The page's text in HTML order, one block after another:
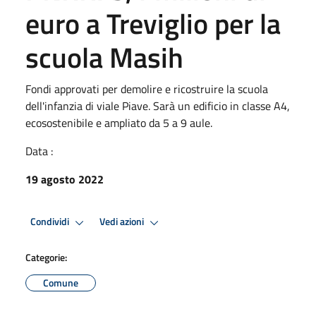
euro a Treviglio per la
scuola Masih
Fondi approvati per demolire e ricostruire la scuola
dell'infanzia di viale Piave. Sarà un edificio in classe A4,
ecosostenibile e ampliato da 5 a 9 aule.
Data :
19 agosto 2022
Condividi Vedi azioni
Categorie:
Comune